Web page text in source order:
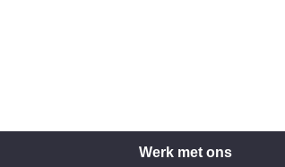
Werk met ons